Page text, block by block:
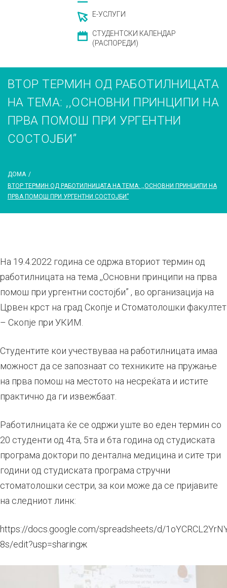
Е-УСЛУГИ
СТУДЕНТСКИ КАЛЕНДАР
(РАСПОРЕДИ)
ВТОР ТЕРМИН ОД РАБОТИЛНИЦАТА
НА ТЕМА: ,,ОСНОВНИ ПРИНЦИПИ НА
ПРВА ПОМОШ ПРИ УРГЕНТНИ
СОСТОЈБИ”
ДОМА /
ВТОР ТЕРМИН ОД РАБОТИЛНИЦАТА НА ТЕМА: ,,ОСНОВНИ ПРИНЦИПИ НА
ПРВА ПОМОШ ПРИ УРГЕНТНИ СОСТОЈБИ”
На 19.4.2022 година се одржа вториот термин од
работилницата на тема ,,Основни принципи на прва
помош при ургентни состојби” , во организација на
Црвен крст на град Скопје и Стоматолошки факултет
– Скопје при УКИМ.
Студентите кои учествуваа на работилницата имаа
можност да се запознаат со техниките на пружање
на прва помош на местото на несреќата и истите
практично да ги извежбаат.
Работилницата ќе се одржи уште во еден термин со
20 студенти од 4та, 5та и 6та година од студиската
програма доктори по дентална медицина и сите три
години од студиската програма стручни
стоматолошки сестри, за кои може да се пријавите
на следниот линк:
https://docs.google.com/spreadsheets/d/
8s/edit?usp=sharingж